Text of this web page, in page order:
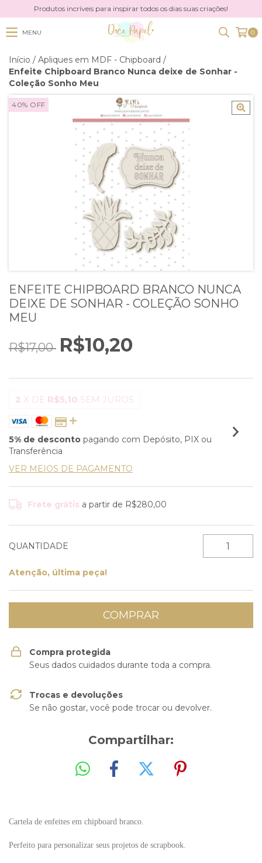
Produtos incríveis para inspirar todos os dias suas criações!
MENU 0
Início / Apliques em MDF - Chipboard /
Enfeite Chipboard Branco Nunca deixe de Sonhar -
Coleção Sonho Meu
40% OFF
ENFEITE CHIPBOARD BRANCO NUNCA
DEIXE DE SONHAR - COLEÇÃO SONHO
MEU
R$17,00 R$10,20
2 X DE R$5,10 SEM JUROS
5% de desconto pagando com Depósito, PIX ou
Transferência
VER MEIOS DE PAGAMENTO
Frete grátis a partir de R$280,00
QUANTIDADE
Atenção, última peça!
Compra protegida
Seus dados cuidados durante toda a compra.
Trocas e devoluções
Se não gostar, você pode trocar ou devolver.
Compartilhar:
Cartela de enfeites em chipboard branco.
Perfeito para personalizar seus projetos de scrapbook.